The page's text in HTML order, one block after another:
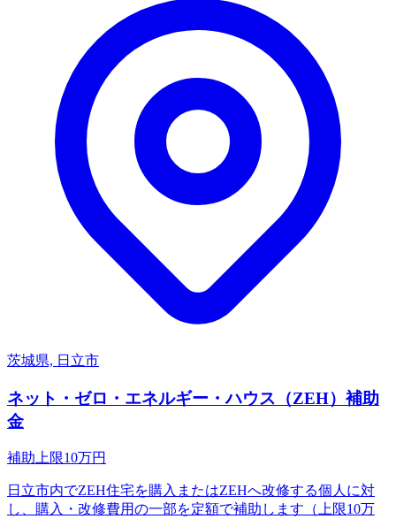
茨城県, 日立市
ネット・ゼロ・エネルギー・ハウス（ZEH）補助
金
補助上限10万円
日立市内でZEH住宅を購入またはZEHへ改修する個人に対
し、購入・改修費用の一部を定額で補助します（上限10万